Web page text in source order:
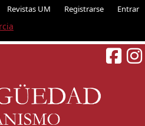
Revistas UM Registrarse Entrar